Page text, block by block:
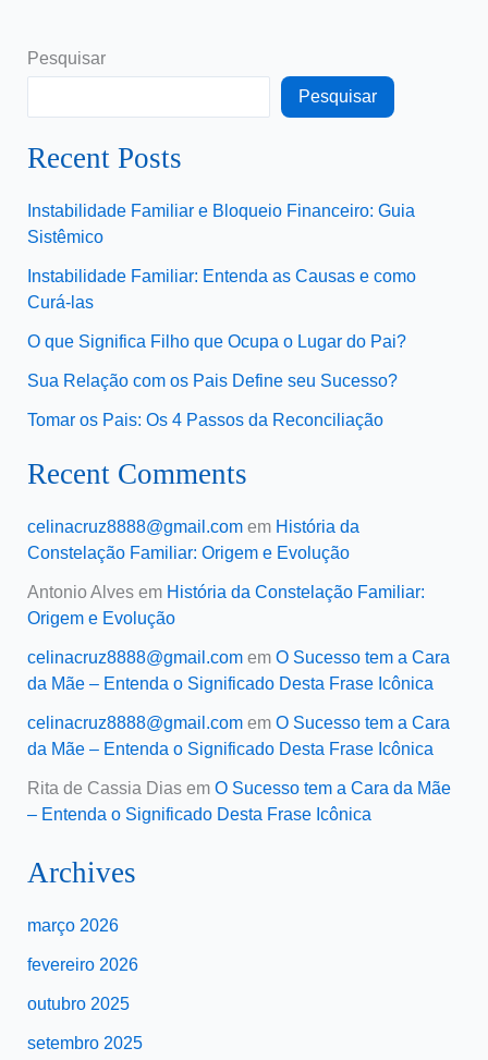
Pesquisar
Pesquisar
Recent Posts
Instabilidade Familiar e Bloqueio Financeiro: Guia
Sistêmico
Instabilidade Familiar: Entenda as Causas e como
Curá-las
O que Significa Filho que Ocupa o Lugar do Pai?
Sua Relação com os Pais Define seu Sucesso?
Tomar os Pais: Os 4 Passos da Reconciliação
Recent Comments
celinacruz8888@gmail.comem História da
Constelação Familiar: Origem e Evolução
Antonio Alvesem História da Constelação Familiar:
Origem e Evolução
celinacruz8888@gmail.comem O Sucesso tem a Cara
da Mãe – Entenda o Significado Desta Frase Icônica
celinacruz8888@gmail.comem O Sucesso tem a Cara
da Mãe – Entenda o Significado Desta Frase Icônica
Rita de Cassia Diasem O Sucesso tem a Cara da Mãe
– Entenda o Significado Desta Frase Icônica
Archives
março 2026
fevereiro 2026
outubro 2025
setembro 2025